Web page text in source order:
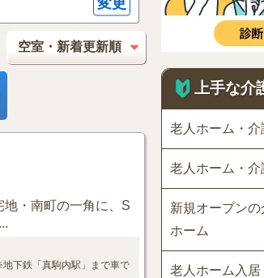
・南町の一角に、S
下鉄「真駒内駅」まで車で
上手な介
老人ホーム・
老人ホーム・介
新規オープンの
ホーム
老人ホーム入